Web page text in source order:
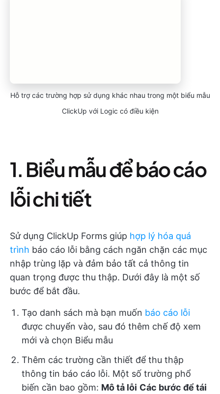
Hỗ trợ các trường hợp sử dụng khác nhau trong một biểu mẫu
ClickUp với Logic có điều kiện
1. Biểu mẫu để báo cáo
lỗi chi tiết
Sử dụng ClickUp Forms giúp hợp lý hóa quá
trình báo cáo lỗi bằng cách ngăn chặn các mục
nhập trùng lặp và đảm bảo tất cả thông tin
quan trọng được thu thập. Dưới đây là một số
bước để bắt đầu.
Tạo danh sách mà bạn muốn báo cáo lỗi
được chuyển vào, sau đó thêm chế độ xem
mới và chọn Biểu mẫu
Thêm các trường cần thiết để thu thập
thông tin báo cáo lỗi. Một số trường phổ
biến cần bao gồm: Mô tả lỗi Các bước để tái